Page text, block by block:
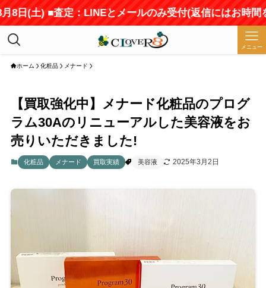
(土) ■査定：LINEとメールのみ受付(返信にはお時間をい
メニュー
ホーム 化粧品 メナード
【買取強化中】メナード化粧品のプログ
ラム30Aのリニューアルした美容液をお
売りいただきました!
化粧品 メナード 買取実績 美容液 2025年3月2日